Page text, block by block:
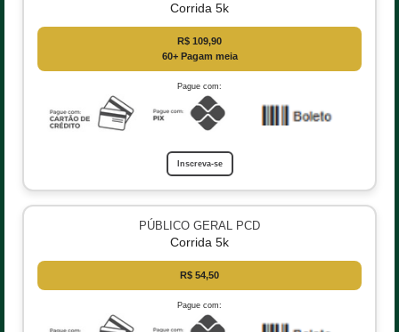
Corrida 5k
R$ 109,90
60+ Pagam meia
Pague com:
Inscreva-se
PÚBLICO GERAL PCD
Corrida 5k
R$ 54,50
Pague com: